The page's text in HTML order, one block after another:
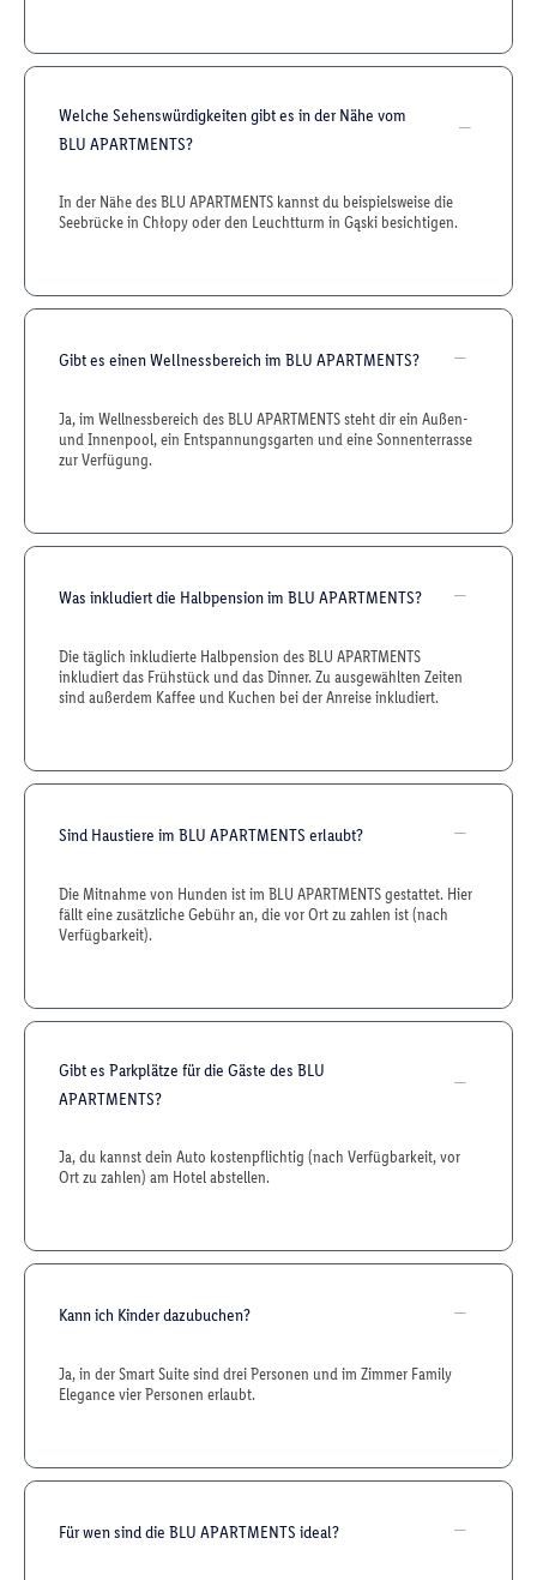
Welche Sehenswürdigkeiten gibt es in der Nähe vom
BLU APARTMENTS?
In der Nähe des BLU APARTMENTS kannst du beispielsweise die
Seebrücke in Chłopy oder den Leuchtturm in Gąski besichtigen.
Gibt es einen Wellnessbereich im BLU APARTMENTS?
Ja, im Wellnessbereich des BLU APARTMENTS steht dir ein Außen-
und Innenpool, ein Entspannungsgarten und eine Sonnenterrasse
zur Verfügung.
Was inkludiert die Halbpension im BLU APARTMENTS?
Die täglich inkludierte Halbpension des BLU APARTMENTS
inkludiert das Frühstück und das Dinner. Zu ausgewählten Zeiten
sind außerdem Kaffee und Kuchen bei der Anreise inkludiert.
Sind Haustiere im BLU APARTMENTS erlaubt?
Die Mitnahme von Hunden ist im BLU APARTMENTS gestattet. Hier
fällt eine zusätzliche Gebühr an, die vor Ort zu zahlen ist (nach
Verfügbarkeit).
Gibt es Parkplätze für die Gäste des BLU
APARTMENTS?
Ja, du kannst dein Auto kostenpflichtig (nach Verfügbarkeit, vor
Ort zu zahlen) am Hotel abstellen.
Kann ich Kinder dazubuchen?
Ja, in der Smart Suite sind drei Personen und im Zimmer Family
Elegance vier Personen erlaubt.
Für wen sind die BLU APARTMENTS ideal?